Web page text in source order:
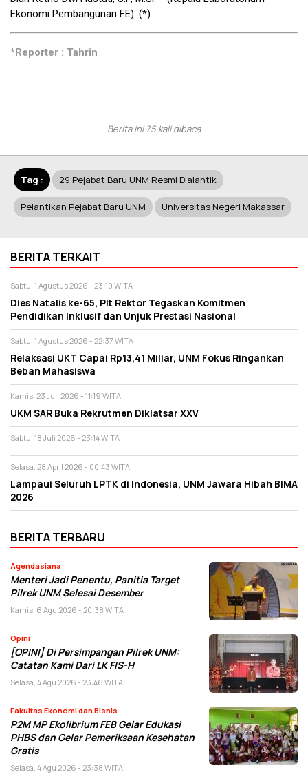
Ekonomi Pembangunan FE). (*)
*Reporter : Tahrin
Berita ini 75 kali dibaca
Tag : 29 Pejabat Baru UNM Resmi Dialantik
Pelantikan Pejabat Baru UNM Universitas Negeri Makassar
BERITA TERKAIT
Sabtu, 1 Agustus 2026 - 23:10 WITA
Dies Natalis ke-65, Plt Rektor Tegaskan Komitmen
Pendidikan Inklusif dan Unjuk Prestasi Nasional
Sabtu, 1 Agustus 2026 - 22:37 WITA
Relaksasi UKT Capai Rp13,41 Miliar, UNM Fokus Ringankan
Beban Mahasiswa
Kamis, 23 Juli 2026 - 11:19 WITA
UKM SAR Buka Rekrutmen Diklatsar XXV
Sabtu, 18 Juli 2026 - 23:14 WITA
Selasa, 28 April 2026 - 00:43 WITA
Lampaui Seluruh LPTK di Indonesia, UNM Jawara Hibah BIMA
2026
BERITA TERBARU
Agendasiana
Menteri Jadi Penentu, Panitia Target
Pilrek UNM Selesai Desember
Kamis, 6 Agu 2026 - 20:38 WITA
Opini
[OPINI] Di Persimpangan Pilrek UNM:
Catatan Kami Dari LK FIS-H
Selasa, 4 Agu 2026 - 23:46 WITA
Fakultas Ekonomi dan Bisnis
P2M MP Ekolibrium FEB Gelar Edukasi
PHBS dan Gelar Pemeriksaan Kesehatan
Gratis
Selasa, 4 Agu 2026 - 23:38 WITA